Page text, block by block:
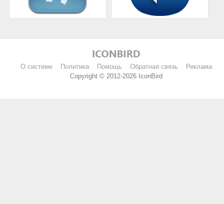
О системе Политика Помощь Обратная связь
Реклама
Copyright © 2012-2026 IconBird